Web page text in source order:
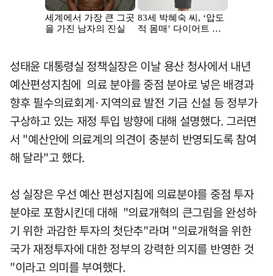
성태윤 대통령실 정책실장은 이날 용산 청사에서 내년
예산편성지침에 의료 분야를 중점 분야로 넣은 배경과
향후 필수의료회계·지역의료 발전 기금 신설 등 정부가
구상하고 있는 재정 투입 방향에 대해 설명했다. 그러면
서 "예산안에 의료계의 의견이 충분히 반영되도록 참여
해 달라"고 했다.
성 실장은 우선 예산 편성지침에 의료분야를 중점 투자
분야로 포함시킨데 대해 "의료개혁의 큰그림을 완성하
기 위한 과감한 투자의 첫단추"라며 "의료개혁을 위한
국가 재정투자에 대한 정부의 강력한 의지를 반영한 것
"이라고 의미를 부여했다.